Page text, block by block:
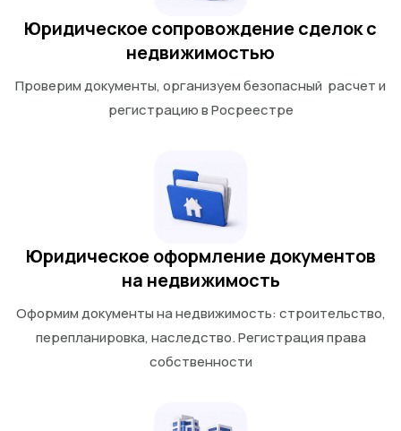
Юридическое сопровождение сделок с
недвижимостью
Проверим документы, организуем безопасный расчет и
регистрацию в Росреестре
Юридическое оформление документов
на недвижимость
Оформим документы на недвижимость: строительство,
перепланировка, наследство. Регистрация права
собственности